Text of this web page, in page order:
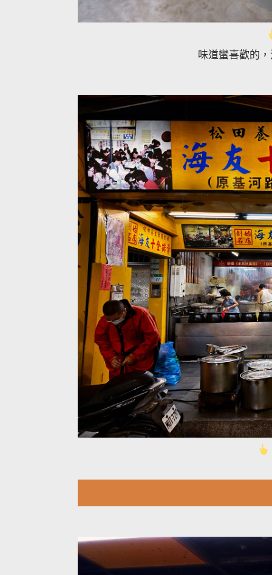
味道蠻喜歡的